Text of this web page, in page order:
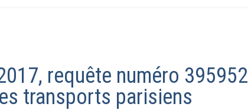
requête numéro
transports parisiens